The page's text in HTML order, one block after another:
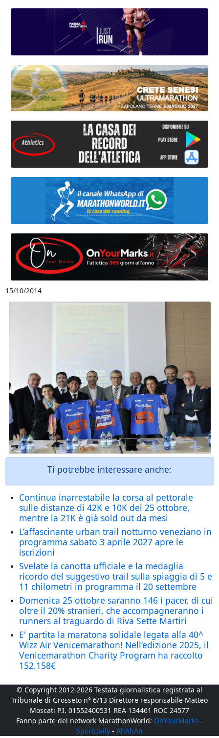
15/10/2014
Ti potrebbe interessare anche:
Continua inarrestabile la corsa al pettorale
sulle distanze di 42K e 10K del 25 ottobre,
mentre la 21K è già sold out da mesi
L’affascinante urban trail notturno veneziano in
programma sabato 3 aprile 2027 apre le
iscrizioni
Svelate la canotta ufficiale e la medaglia
ricordo del suggestivo trail sulla spiaggia di 5 e
11 chilometri in programma il 20 settembre
Domenica 25 ottobre saranno 146 i pacer, di cui
oltre il 20% stranieri, che accompagneranno i
runners al traguardo di Riva Sette Martiri
E' partita la maratona solidale legata alla 40^
Wizz Air Venicemarathon! Nell’edizione 2025, il
Venicemarathon Charity Program ha raccolto
152.158€
© Copyright 2012-2026 Testata giornalistica registrata al
Tribunale di Grosseto n° 6/13 Direttore responsabile Matteo
Moscati P.I. 01552400531 REA 134461 ROC 24577
Fanno parte del network MarathonWorld: OnYourMarks -
SportDaily - AhAhAh